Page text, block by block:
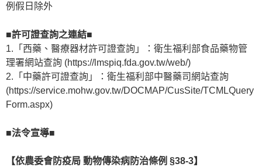
例假日除外
■許可證查詢之連結■
1.「西藥、醫療器材許可證查詢」：衛生福利部食品藥物管
理署網站查詢 (https://lmspiq.fda.gov.tw/web/)
2.「中藥許可證查詢」：衛生福利部中醫藥司網站查詢
(https://service.mohw.gov.tw/DOCMAP/CusSite/TCMLQuery
Form.aspx)
■法令宣導■
【依農委會防疫局 動物傳染病防治條例 §38-3】